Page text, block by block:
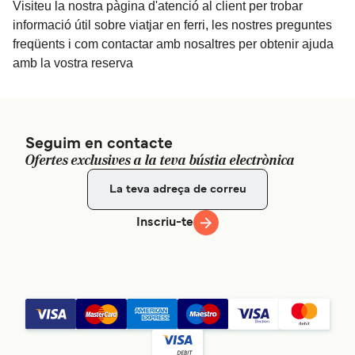
Visiteu la nostra pàgina d'atenció al client per trobar
informació útil sobre viatjar en ferri, les nostres preguntes
freqüents i com contactar amb nosaltres per obtenir ajuda
amb la vostra reserva
Seguim en contacte
Ofertes exclusives a la teva bústia electrònica
Inscriu-te